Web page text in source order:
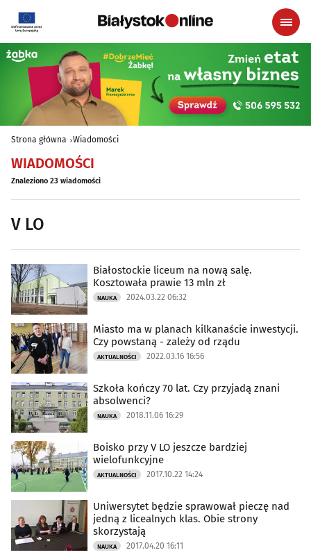
Strona główna Wiadomości
WIADOMOŚCI
Znaleziono 23 wiadomości
V LO
Białostockie liceum na nową salę.
Kosztowała prawie 13 mln zł
NAUKA 2024.03.22 06:32
Miasto ma w planach kilkanaście inwestycji.
Czy powstaną - zależy od rządu
AKTUALNOŚCI 2022.03.16 16:56
Szkoła kończy 70 lat. Czy przyjadą znani
absolwenci?
NAUKA 2018.11.06 16:29
Boisko przy V LO jeszcze bardziej
wielofunkcyjne
AKTUALNOŚCI 2017.10.22 14:24
Uniwersytet będzie sprawował pieczę nad
jedną z licealnych klas. Obie strony
skorzystają
NAUKA 2017.04.20 16:11